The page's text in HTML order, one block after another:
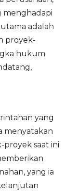
menghadapi
adalah
proyek-
hukum
yang
menyatakan
proyek saat ini
yang ia